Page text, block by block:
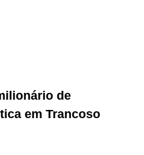
de
em Trancoso